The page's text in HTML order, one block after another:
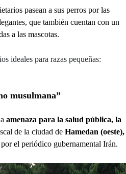
pasean a sus perros por las
que también cuentan con un
a las mascotas.
ideales para razas pequeñas:
musulmana”
amenaza para la salud pública, la
de la ciudad de Hamedan (oeste),
el periódico gubernamental Irán.